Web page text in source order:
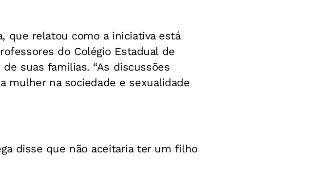
que relatou como a iniciativa está
do Colégio Estadual de
suas famílias. “As discussões
mulher na sociedade e sexualidade
disse que não aceitaria ter um filho